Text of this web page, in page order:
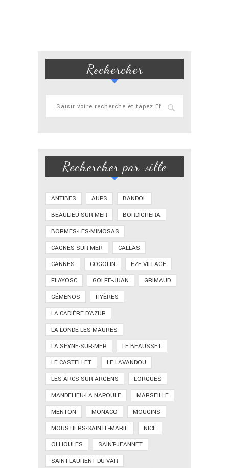
Rechercher
Rechercher par ville
ANTIBES AUPS
BANDOL
BEAULIEU-SUR-MER
BORDIGHERA
BORMES-LES-MIMOSAS
CAGNES-SUR-MER
CALLAS
CANNES
COGOLIN
EZE-VILLAGE
FLAYOSC
GOLFE-JUAN
GRIMAUD
GÉMENOS
HYÈRES
LA CADIÈRE D'AZUR
LA LONDE-LES-MAURES
LA SEYNE-SUR-MER
LE BEAUSSET
LE CASTELLET
LE LAVANDOU
LES ARCS-SUR-ARGENS
LORGUES
MANDELIEU-LA NAPOULE
MARSEILLE
MENTON
MONACO
MOUGINS
MOUSTIERS-SAINTE-MARIE
NICE
OLLIOULES
SAINT-JEANNET
SAINT-LAURENT DU VAR